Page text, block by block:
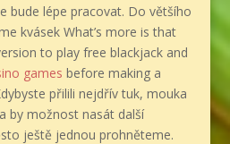
bude lépe pracovat. Do většího
kvásek What’s more is that
to play free blackjack and
games before making a
přilili nejdřív tuk, mouka
by možnost nasát další
ještě jednou prohněteme.